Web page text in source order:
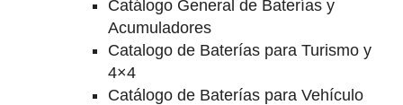
Catálogo General de Baterías y
Acumuladores
Catalogo de Baterías para Turismo y
4×4
Catálogo de Baterías para Vehículo